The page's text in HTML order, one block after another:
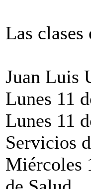
Las clases
Juan Luis
Lunes 11
Lunes 11
Servicios
Miércoles